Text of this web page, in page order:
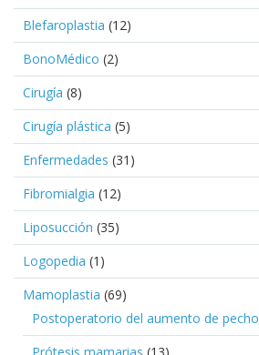
Blefaroplastia (12)
BonoMédico (2)
Cirugía (8)
Cirugía plástica (5)
Enfermedades (31)
Fibromialgia (12)
Liposucción (35)
Logopedia (1)
Mamoplastia (69)
Postoperatorio del aumento de pecho